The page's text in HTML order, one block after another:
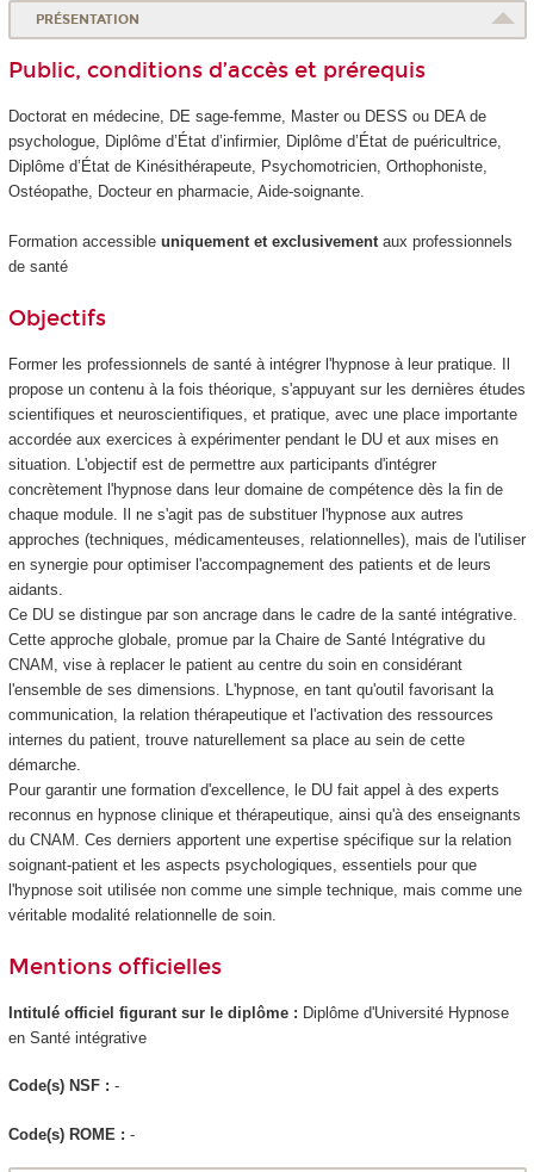
PRÉSENTATION
Public, conditions d’accès et prérequis
Doctorat en médecine, DE sage-femme, Master ou DESS ou DEA de
psychologue, Diplôme d’État d’infirmier, Diplôme d’État de puéricultrice,
Diplôme d’État de Kinésithérapeute, Psychomotricien, Orthophoniste,
Ostéopathe, Docteur en pharmacie, Aide-soignante.
Formation accessible uniquement et exclusivementaux professionnels
de santé
Objectifs
Former les professionnels de santé à intégrer l'hypnose à leur pratique. Il
propose un contenu à la fois théorique, s'appuyant sur les dernières études
scientifiques et neuroscientifiques, et pratique, avec une place importante
accordée aux exercices à expérimenter pendant le DU et aux mises en
situation. L'objectif est de permettre aux participants d'intégrer
concrètement l'hypnose dans leur domaine de compétence dès la fin de
chaque module. Il ne s'agit pas de substituer l'hypnose aux autres
approches (techniques, médicamenteuses, relationnelles), mais de l'utiliser
en synergie pour optimiser l'accompagnement des patients et de leurs
aidants.
Ce DU se distingue par son ancrage dans le cadre de la santé intégrative.
Cette approche globale, promue par la Chaire de Santé Intégrative du
CNAM, vise à replacer le patient au centre du soin en considérant
l'ensemble de ses dimensions. L'hypnose, en tant qu'outil favorisant la
communication, la relation thérapeutique et l'activation des ressources
internes du patient, trouve naturellement sa place au sein de cette
démarche.
Pour garantir une formation d'excellence, le DU fait appel à des experts
reconnus en hypnose clinique et thérapeutique, ainsi qu'à des enseignants
du CNAM. Ces derniers apportent une expertise spécifique sur la relation
soignant-patient et les aspects psychologiques, essentiels pour que
l'hypnose soit utilisée non comme une simple technique, mais comme une
véritable modalité relationnelle de soin.
Mentions officielles
Intitulé officiel figurant sur le diplôme : Diplôme d'Université Hypnose
en Santé intégrative
Code(s) NSF : -
Code(s) ROME : -